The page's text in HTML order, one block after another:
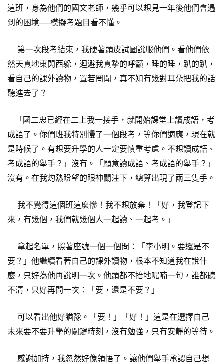
這班，身為他們的國文老師，幾乎可以想見一年後他們會遇
到的困境──模擬考題目看不懂。
第一次段考結束，我硬著頭皮試圖說服他們。看他們依
然天真地東閃西躲，迴避我真摯的呼籲，睡的睡，趴的趴，
看自己的課外讀物，置若罔聞，真不知有幾對耳朵把我的話
聽進去了？
「國二忠已經在二上我一接手，就開始課堂上讀成語，考
成語了。你們班我特別慢了一個段考，等你們適應，現在就
是時候了。有想要升學的人一定要慎重考慮。不想讀成語、
考成語的舉手？」沒有。「願意讀成語、考成語的舉手？」
沒有。在我灼熱盼望的眼神關注下，總算出現了兩三隻手。
我不覺得這個班這麼慘！我不想放棄！「好，我登記下
來，有幾個，我們就幾個人一起讀、一起考。」
拿起名單，照著座號一個一個問：「李小明。要還是不
要？」他繼續看著自己的課外讀物，根本不知道我在說什
麼，只好為他再說明一次。他頭都不抬地呢喃一句，誰都聽
不清，只好再問一次：「要，還是不要？」
可以看出他好猶豫。「要！」「好！」這是在選擇自己
未來要不要升學的關鍵時刻，沒有勉強，只有安靜的等待。
感謝加持，我忽然好像領悟了。讓他們舉手承認自己想